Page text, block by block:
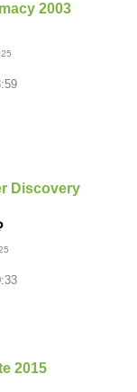
2003
Discovery
2015